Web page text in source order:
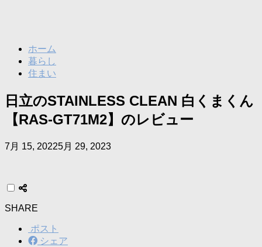
ホーム
暮らし
住まい
日立のSTAINLESS CLEAN 白くまくん
【RAS-GT71M2】のレビュー
7月 15, 20225月 29, 2023
SHARE
ポスト
シェア